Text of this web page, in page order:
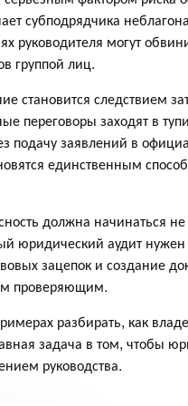
субподрядчика
руководителя могут
группой лиц.
становится следствием
переговоры заходят в
подачу заявлений в
единственным
должна начинаться
юридический аудит нужен
зацепок и создание
проверяющим.
разбирать, как
задача в том, чтобы
руководства.